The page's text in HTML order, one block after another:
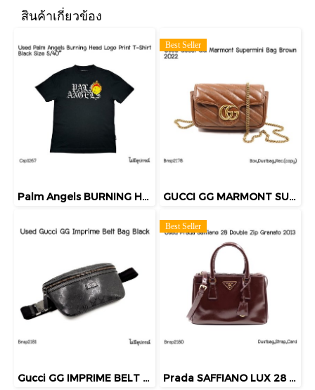
สินค้าเกี่ยวข้อง
Palm Angels BURNING HEAD LOGO PRINT T-SHIRT BLACK SIZES/40"
Best Seller
GUCCI GG MARMONT SUPERMINI BAG BROWN 2022
Gucci GG IMPRIME BELT BAG BLACK
Best Seller
Prada SAFFIANO LUX 28 DOUBLE ZIP GRANATO 2013